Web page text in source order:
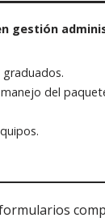
gestión
del